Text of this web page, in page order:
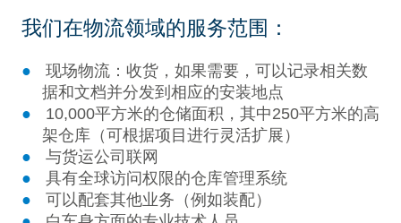
我们在物流领域的服务范围：
现场物流：收货，如果需要，可以记录相关数
据和文档并分发到相应的安装地点
10,000平方米的仓储面积，其中250平方米的高
架仓库（可根据项目进行灵活扩展）
与货运公司联网
具有全球访问权限的仓库管理系统
可以配套其他业务（例如装配）